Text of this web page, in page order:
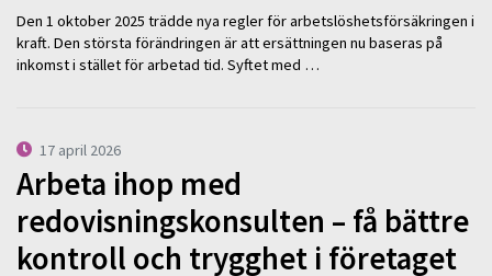
Den 1 oktober 2025 trädde nya regler för arbetslöshetsförsäkringen i
kraft. Den största förändringen är att ersättningen nu baseras på
inkomst i stället för arbetad tid. Syftet med …
17 april 2026
Arbeta ihop med
redovisningskonsulten – få bättre
kontroll och trygghet i företaget